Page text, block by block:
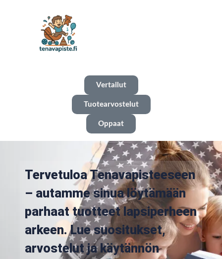
Vertailut
Tuotearvostelut
Oppaat
Tervetuloa Tenavapisteeseen
– autamme sinua löytämään
parhaat tuotteet lapsiperheen
arkeen. Lue suositukset,
arvostelut ja käytännön